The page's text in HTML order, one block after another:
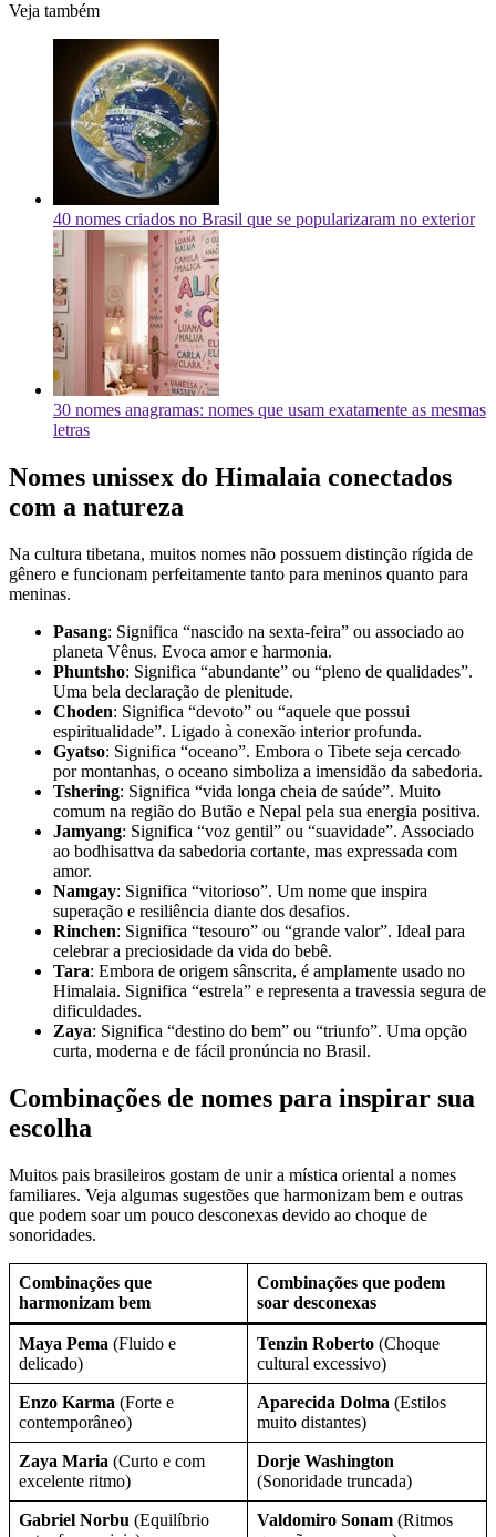
Veja também
40 nomes criados no Brasil que se popularizaram no exterior
30 nomes anagramas: nomes que usam exatamente as mesmas
letras
Nomes unissex do Himalaia conectados
com a natureza
Na cultura tibetana, muitos nomes não possuem distinção rígida de
gênero e funcionam perfeitamente tanto para meninos quanto para
meninas.
Pasang: Significa “nascido na sexta-feira” ou associado ao
planeta Vênus. Evoca amor e harmonia.
Phuntsho: Significa “abundante” ou “pleno de qualidades”.
Uma bela declaração de plenitude.
Choden: Significa “devoto” ou “aquele que possui
espiritualidade”. Ligado à conexão interior profunda.
Gyatso: Significa “oceano”. Embora o Tibete seja cercado
por montanhas, o oceano simboliza a imensidão da sabedoria.
Tshering: Significa “vida longa cheia de saúde”. Muito
comum na região do Butão e Nepal pela sua energia positiva.
Jamyang: Significa “voz gentil” ou “suavidade”. Associado
ao bodhisattva da sabedoria cortante, mas expressada com
amor.
Namgay: Significa “vitorioso”. Um nome que inspira
superação e resiliência diante dos desafios.
Rinchen: Significa “tesouro” ou “grande valor”. Ideal para
celebrar a preciosidade da vida do bebê.
Tara: Embora de origem sânscrita, é amplamente usado no
Himalaia. Significa “estrela” e representa a travessia segura de
dificuldades.
Zaya: Significa “destino do bem” ou “triunfo”. Uma opção
curta, moderna e de fácil pronúncia no Brasil.
Combinações de nomes para inspirar sua
escolha
Muitos pais brasileiros gostam de unir a mística oriental a nomes
familiares. Veja algumas sugestões que harmonizam bem e outras
que podem soar um pouco desconexas devido ao choque de
sonoridades.
Combinações que
harmonizam bem
Combinações que podem
soar desconexas
Maya Pema (Fluido e
delicado)
Tenzin Roberto (Choque
cultural excessivo)
Enzo Karma (Forte e
contemporâneo)
Aparecida Dolma (Estilos
muito distantes)
Zaya Maria (Curto e com
excelente ritmo)
Dorje Washington
(Sonoridade truncada)
Gabriel Norbu (Equilíbrio
Valdomiro Sonam (Ritmos